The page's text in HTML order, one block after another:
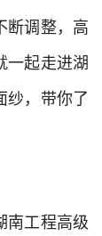
断调整，高
一起走进湖
纱，带你了
南工程高级